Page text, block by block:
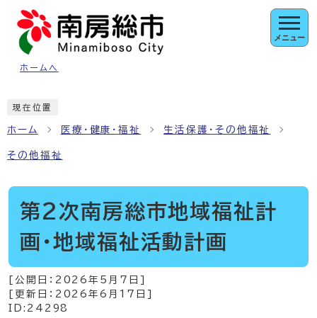
ページの先頭です
ホームへ
メニュー
現在位置
ホーム 医療・健康・福祉 生活保護・その他福祉
その他福祉
第2次南房総市地域福祉計
画・地域福祉活動計画
[公開日： 2026年5月7日
[更新日： 2026年6月17日
ID:24298